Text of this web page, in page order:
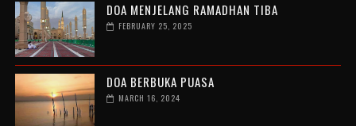
DOA MENJELANG RAMADHAN TIBA
FEBRUARY 25, 2025
DOA BERBUKA PUASA
MARCH 16, 2024